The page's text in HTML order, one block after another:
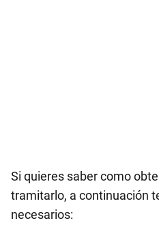
Si quieres saber como
tramitarlo, a continuación
necesarios: